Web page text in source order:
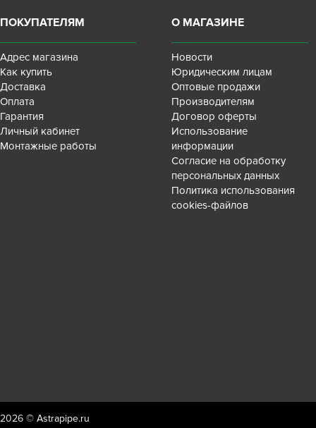
ПОКУПАТЕЛЯМ
Адрес магазина
Как купить
Доставка
Оплата
Гарантия
Личный кабинет
Монтажные работы
О МАГАЗИНЕ
Новости
Юридическим лицам
Оптовые продажи
Производителям
Договор оферты
Использование
информации
Согласие на обработку
персональных данных
Политика использования
cookies-файлов
2026 © Astrapipe.ru